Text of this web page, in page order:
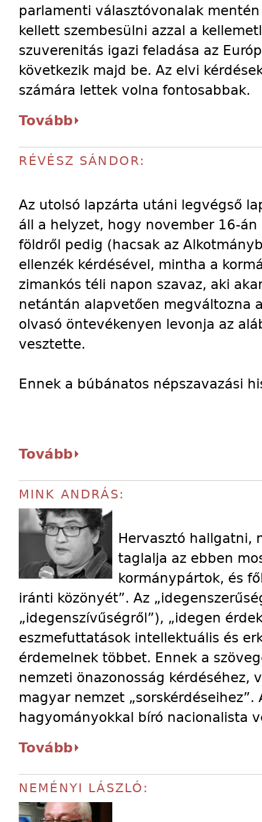
parlamenti választóvonalak
kellett szembesülni azzal a
szuverenitás igazi feladása az
következik majd be. Az elvi
számára lettek volna fontosabbak.
Tovább
RÉVÉSZ SÁNDOR:
Az utolsó lapzárta utáni legvégső
áll a helyzet, hogy november 16-án
földről pedig (hacsak az
ellenzék kérdésével, mintha a
zimankós téli napon szavaz, aki
netántán alapvetően megváltozna
olvasó öntevékenyen levonja az
vesztette.
Ennek a búbánatos népszavazási
Tovább
MINK ANDRÁS:
Hervasztó hallgatni,
taglalja az ebben
kormánypártok, és
iránti közönyét”. Az
„idegenszívűségről”), „idegen
eszmefuttatások intellektuális és
érdemelnek többet. Ennek a
nemzeti önazonosság kérdéséhez,
magyar nemzet
hagyományokkal bíró nacionalista
Tovább
NEMÉNYI LÁSZLÓ: